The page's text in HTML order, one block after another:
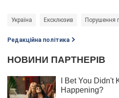
Україна Ексклюзив Порушення
Редакційна політика